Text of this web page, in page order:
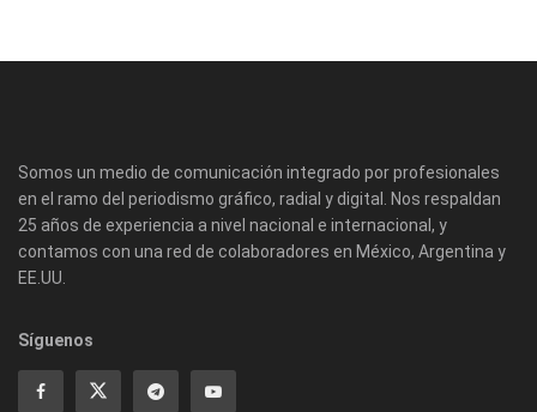
Somos un medio de comunicación integrado por profesionales
en el ramo del periodismo gráfico, radial y digital. Nos respaldan
25 años de experiencia a nivel nacional e internacional, y
contamos con una red de colaboradores en México, Argentina y
EE.UU.
Síguenos